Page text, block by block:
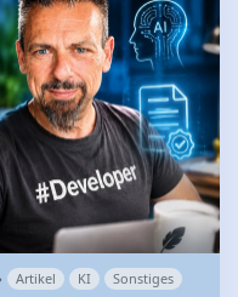
Artikel KI Sonstiges